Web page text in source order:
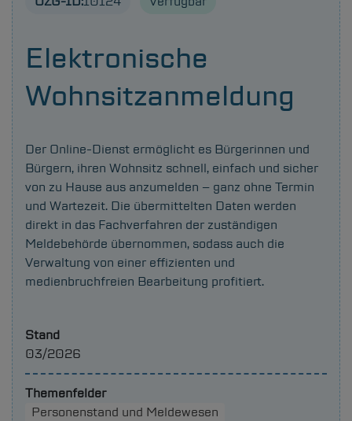
Elektronische
Wohnsitzanmeldung
Der Online-Dienst ermöglicht es Bürgerinnen und
Bürgern, ihren Wohnsitz schnell, einfach und sicher
von zu Hause aus anzumelden – ganz ohne Termin
und Wartezeit. Die übermittelten Daten werden
direkt in das Fachverfahren der zuständigen
Meldebehörde übernommen, sodass auch die
Verwaltung von einer effizienten und
medienbruchfreien Bearbeitung profitiert.
Stand
03/2026
Themenfelder
Personenstand und Meldewesen